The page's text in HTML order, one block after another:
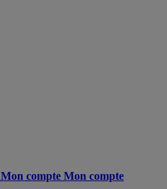
Mon compte Mon compte